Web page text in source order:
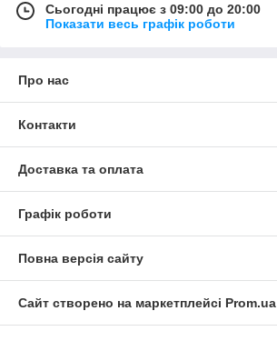
Сьогодні працює з 09:00 до 20:00
Показати весь графік роботи
Про нас
Контакти
Доставка та оплата
Графік роботи
Повна версія сайту
Сайт створено на маркетплейсі Prom.ua